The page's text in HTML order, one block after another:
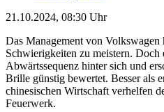
21.10.2024, 08:30 Uhr
Das Management von Volkswagen
Schwierigkeiten zu meistern. Doch
Abwärtssequenz hinter sich und
Brille günstig bewertet. Besser als
chinesischen Wirtschaft verhelfen
Feuerwerk.